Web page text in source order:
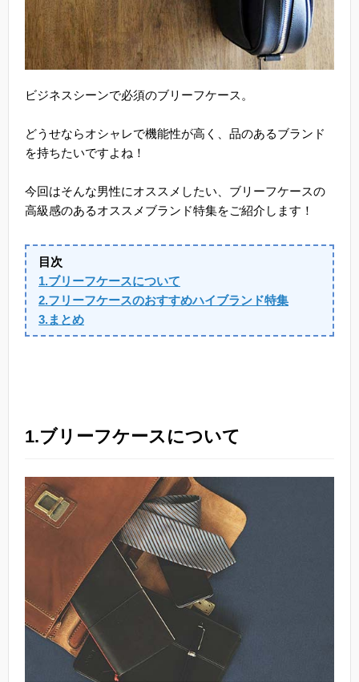
ビジネスシーンで必須のブリーフケース。
どうせならオシャレで機能性が高く、品のあるブランド
を持ちたいですよね！
今回はそんな男性にオススメしたい、ブリーフケースの
高級感のあるオススメブランド特集をご紹介します！
目次
1.ブリーフケースについて
2.フリーフケースのおすすめハイブランド特集
3.まとめ
1.ブリーフケースについて